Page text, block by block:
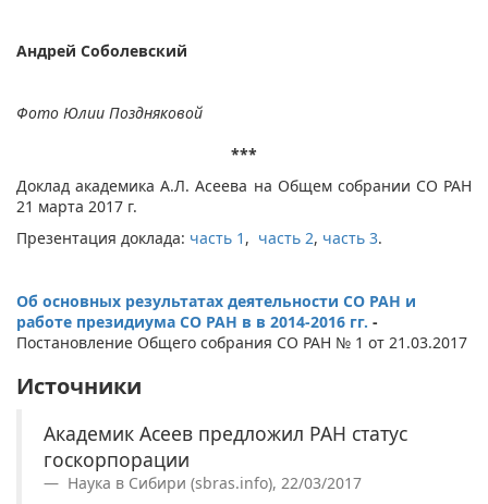
Андрей Соболевский
Фото Юлии Поздняковой
***
Доклад академика А.Л. Асеева на Общем собрании СО РАН
21 марта 2017 г.
Презентация доклада: часть 1 , часть 2, часть 3.
Об основных результатах деятельности СО РАН и
работе президиума СО РАН в в 2014-2016 гг. -
Постановление Общего собрания СО РАН № 1 от 21.03.2017
Источники
Академик Асеев предложил РАН статус
госкорпорации
Наука в Сибири (sbras.info), 22/03/2017